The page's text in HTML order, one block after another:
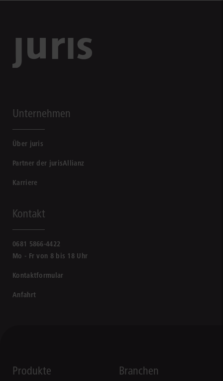
Unternehmen
Über juris
Partner der jurisAllianz
Karriere
Kontakt
0681 5866-4422
Mo - Fr von 8 bis 18 Uhr
Kontaktformular
Anfahrt
Produkte Branchen